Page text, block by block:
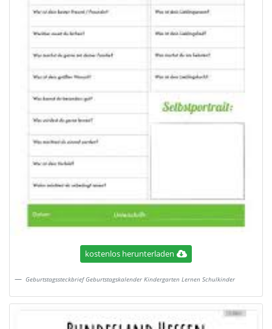
kostenlos herunterladen
Geburtstagssteckbrief Geburtstagskalender Kindergarten Lernen Schulkinder